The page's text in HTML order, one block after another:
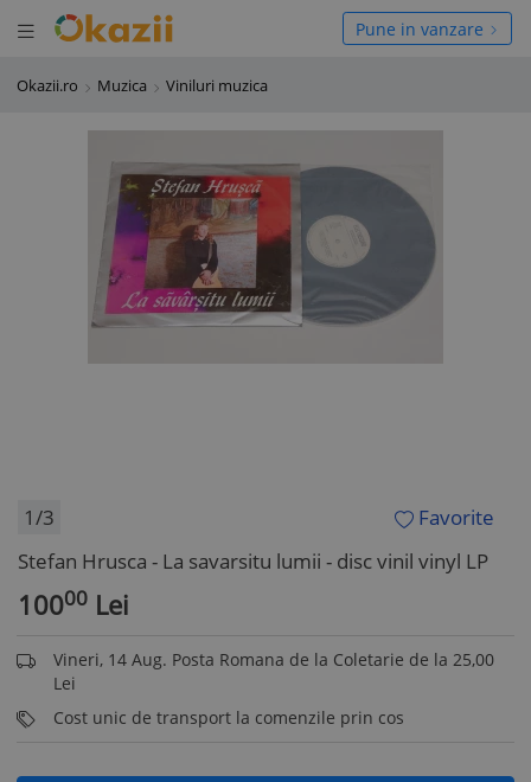
Deschide meniul
meniul Pune in vanzare
Okazii.ro Muzica Viniluri muzica
1/3
Favorite
Stefan Hrusca - La savarsitu lumii - disc vinil vinyl LP
10000 Lei
Vineri, 14 Aug. Posta Romana de la Coletarie de la 25,00
Lei
Cost unic de transport la comenzile prin cos